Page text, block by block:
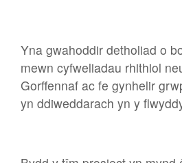
Yna gwahoddir detholiad o
mewn cyfweliadau rhithiol
Gorffennaf ac fe gynhelir
yn ddiweddarach yn y